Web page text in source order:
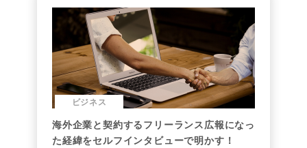
ビジネス
海外企業と契約するフリーランス広報になっ
た経緯をセルフインタビューで明かす！